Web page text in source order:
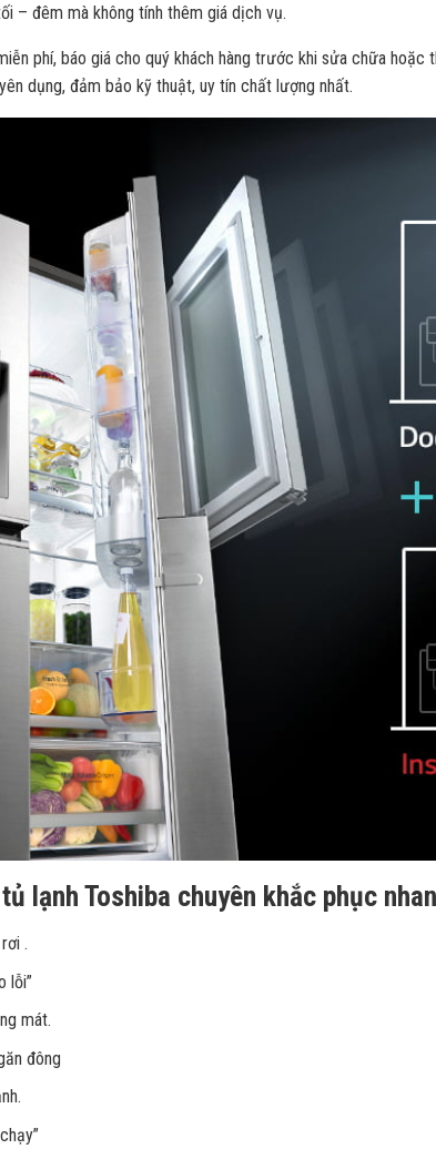
– đêm mà không tính thêm giá dịch vụ.
phí, báo giá cho quý khách hàng trước khi sửa chữa hoặc
dụng, đảm bảo kỹ thuật, uy tín chất lượng nhất.
lạnh Toshiba chuyên khắc phục
.
lỗi”
mát.
đông